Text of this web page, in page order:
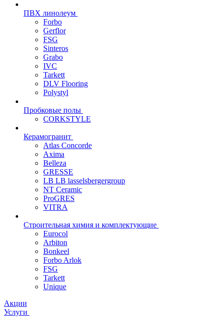
ПВХ линолеум
Forbo
Gerflor
FSG
Sinteros
Grabo
IVC
Tarkett
DLV Flooring
Polystyl
Пробковые полы
CORKSTYLE
Керамогранит
Atlas Concorde
Axima
Belleza
GRESSE
LB LB lasselsbergergroup
NT Ceramic
ProGRES
VITRA
Строительная химия и комплектующие
Eurocol
Arbiton
Bonkeel
Forbo Arlok
FSG
Tarkett
Unique
Акции
Услуги